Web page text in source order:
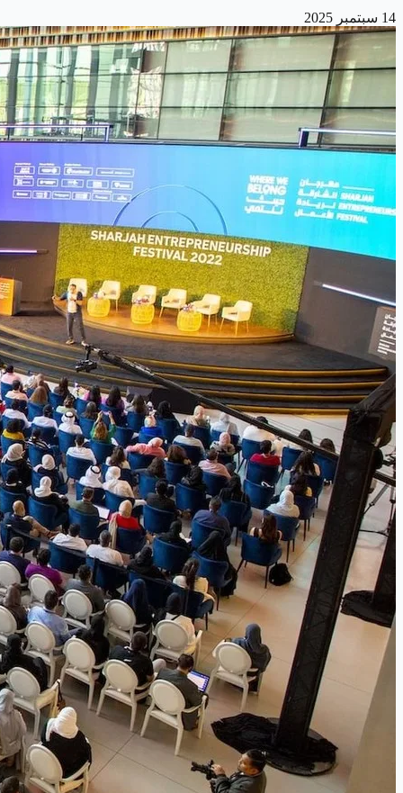
14 سبتمبر 2025